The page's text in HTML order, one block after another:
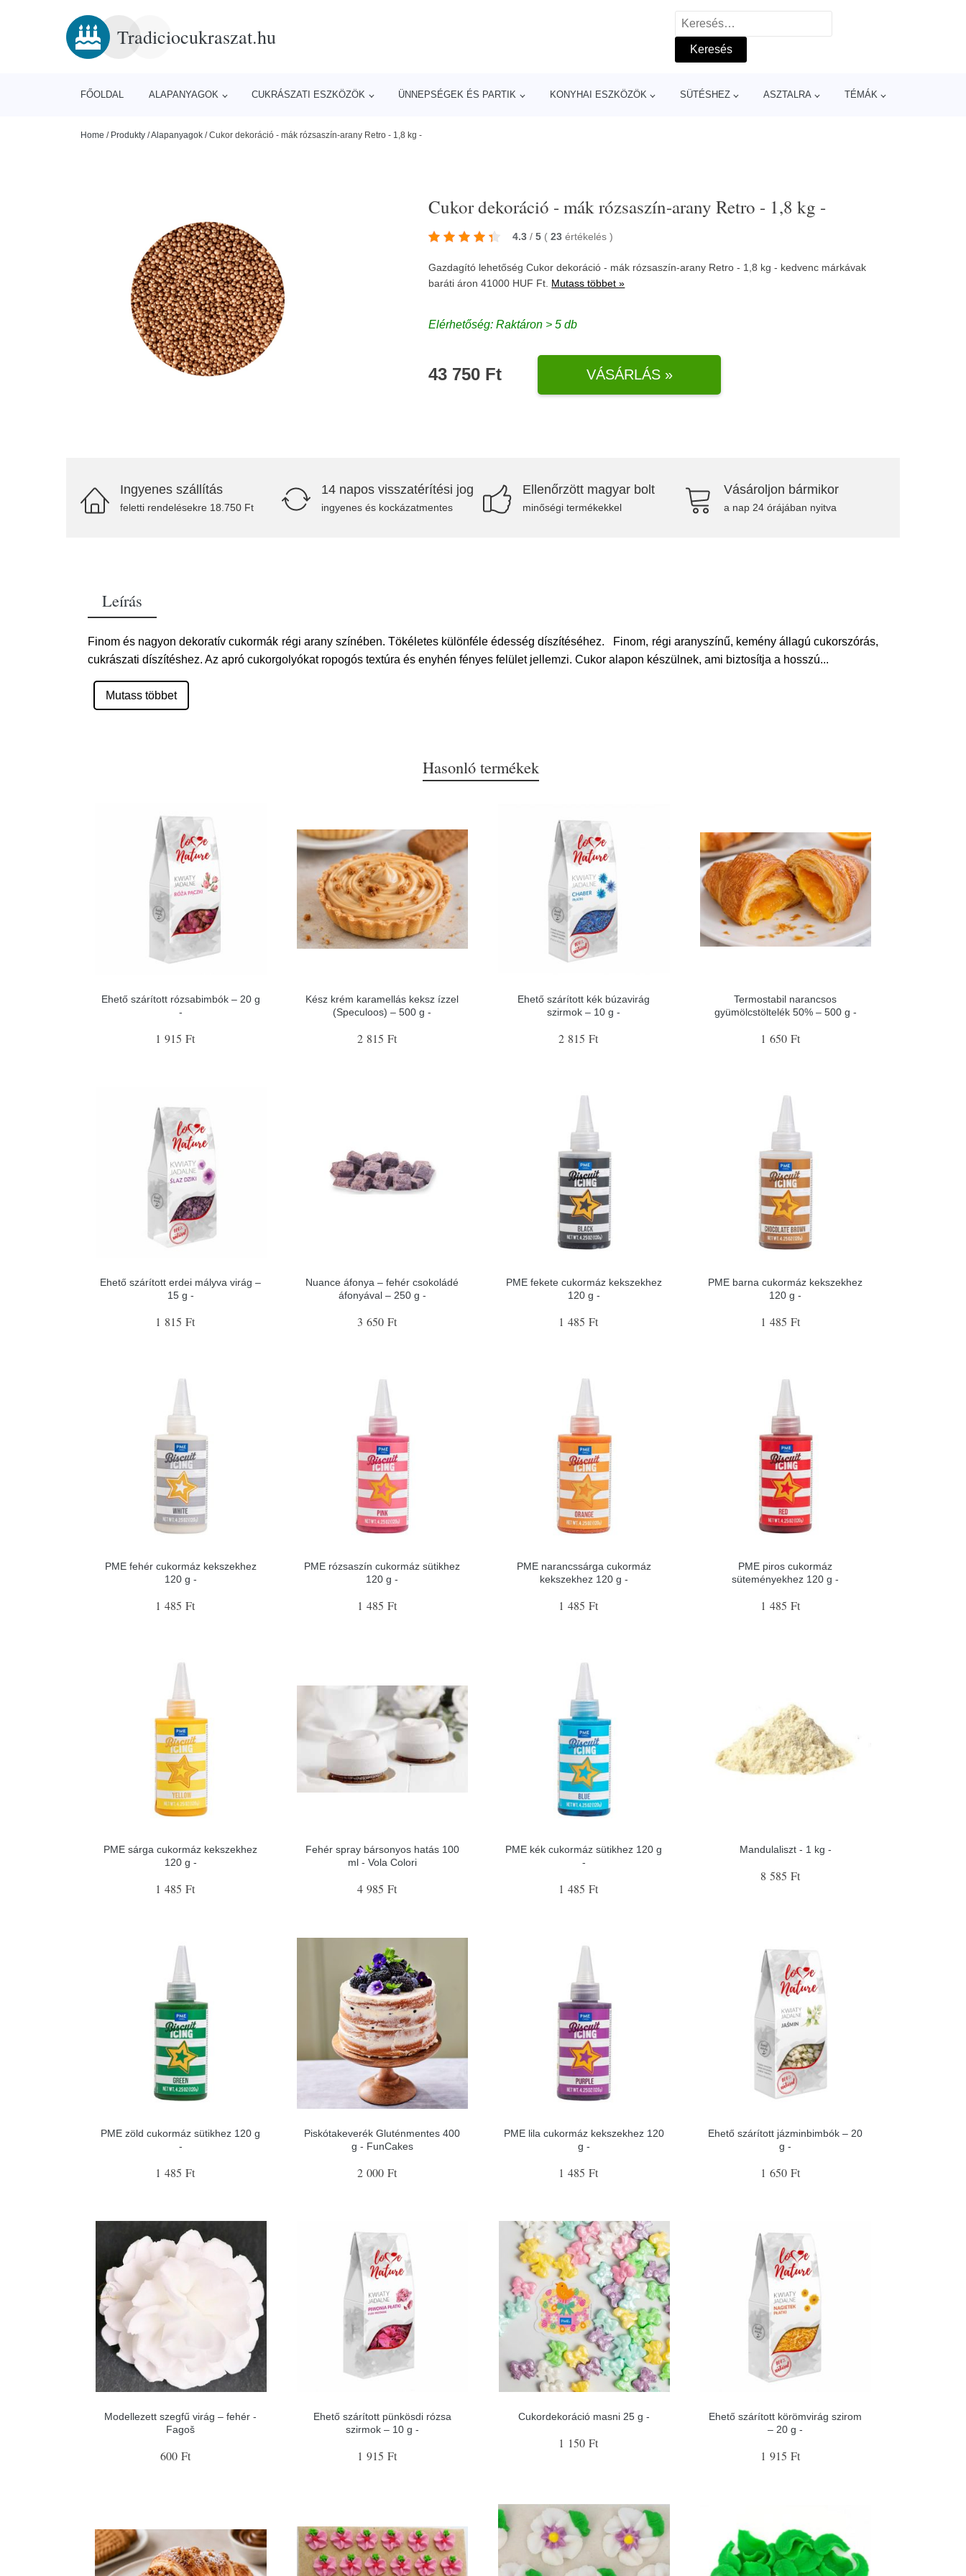
Tradiciocukraszat.hu
Keresés:
FŐOLDAL ALAPANYAGOK CUKRÁSZATI ESZKÖZÖK ÜNNEPSÉGEK ÉS PARTIK KONYHAI ESZKÖZÖK SÜTÉSHEZ ASZTALRA TÉMÁK
Home / Produkty /Alapanyagok /Cukor dekoráció - mák rózsaszín-arany Retro - 1,8 kg -
Cukor dekoráció - mák rózsaszín-arany Retro - 1,8 kg -
4.3 / 5 ( 23 értékelés)
Gazdagító lehetőség Cukor dekoráció - mák rózsaszín-arany Retro - 1,8 kg - kedvenc márkávak
baráti áron 41000 HUF Ft. Mutass többet »
Elérhetőség: Raktáron > 5 db
43 750 Ft VÁSÁRLÁS »
Ingyenes szállítás
feletti rendelésekre 18.750 Ft
14 napos visszatérítési jog
ingyenes és kockázatmentes
Ellenőrzött magyar bolt
minőségi termékekkel
Vásároljon bármikor
a nap 24 órájában nyitva
Leírás
Finom és nagyon dekoratív cukormák régi arany színében. Tökéletes különféle édesség díszítéséhez. Finom, régi aranyszínű, kemény állagú cukorszórás,
cukrászati díszítéshez. Az apró cukorgolyókat ropogós textúra és enyhén fényes felület jellemzi. Cukor alapon készülnek, ami biztosítja a hosszú...
Mutass többet
Hasonló termékek
Ehető szárított rózsabimbók – 20 g
-
1 915 Ft
Kész krém karamellás keksz ízzel
(Speculoos) – 500 g -
2 815 Ft
Ehető szárított kék búzavirág
szirmok – 10 g -
2 815 Ft
Termostabil narancsos
gyümölcstöltelék 50% – 500 g -
1 650 Ft
Ehető szárított erdei mályva virág –
15 g -
1 815 Ft
Nuance áfonya – fehér csokoládé
áfonyával – 250 g -
3 650 Ft
PME fekete cukormáz kekszekhez
120 g -
1 485 Ft
PME barna cukormáz kekszekhez
120 g -
1 485 Ft
PME fehér cukormáz kekszekhez
120 g -
1 485 Ft
PME rózsaszín cukormáz sütikhez
120 g -
1 485 Ft
PME narancssárga cukormáz
kekszekhez 120 g -
1 485 Ft
PME piros cukormáz
süteményekhez 120 g -
1 485 Ft
PME sárga cukormáz kekszekhez
120 g -
1 485 Ft
Fehér spray bársonyos hatás 100
ml - Vola Colori
4 985 Ft
PME kék cukormáz sütikhez 120 g
-
1 485 Ft
Mandulaliszt - 1 kg -
8 585 Ft
PME zöld cukormáz sütikhez 120 g
-
1 485 Ft
Piskótakeverék Gluténmentes 400
g - FunCakes
2 000 Ft
PME lila cukormáz kekszekhez 120
g -
1 485 Ft
Ehető szárított jázminbimbók – 20
g -
1 650 Ft
Modellezett szegfű virág – fehér -
Fagoš
600 Ft
Ehető szárított pünkösdi rózsa
szirmok – 10 g -
1 915 Ft
Cukordekoráció masni 25 g -
1 150 Ft
Ehető szárított körömvirág szirom
– 20 g -
1 915 Ft